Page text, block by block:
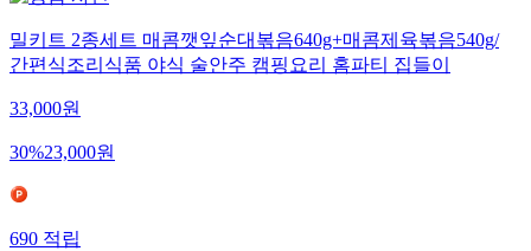
밀키트 2종세트 매콤깻잎순대볶음640g+매콤제육볶음540g/
간편식조리식품 야식 술안주 캠핑요리 홈파티 집들이
33,000원
30%23,000원
690 적립